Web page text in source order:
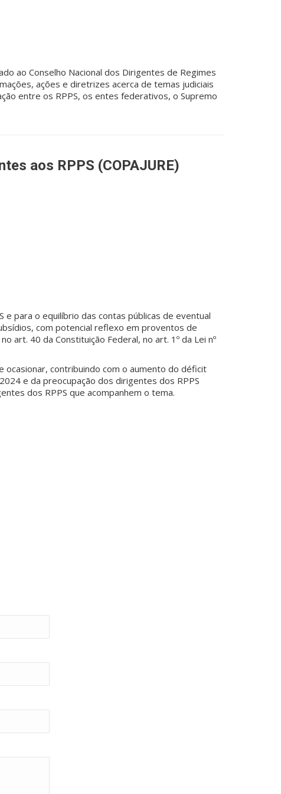
ao Conselho Nacional dos Dirigentes de Regimes
ações e diretrizes acerca de temas judiciais
entre os RPPS, os entes federativos, o Supremo
aos RPPS (COPAJURE)
para o equilíbrio das contas públicas de eventual
com potencial reflexo em proventos de
art. 40 da Constituição Federal, no art. 1º da Lei nº
ocasionar, contribuindo com o aumento do déficit
e da preocupação dos dirigentes dos RPPS
dos RPPS que acompanhem o tema.